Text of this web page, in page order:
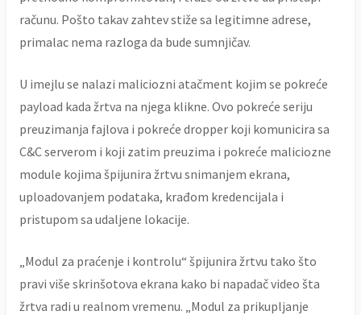
računu. Pošto takav zahtev stiže sa legitimne adrese,
primalac nema razloga da bude sumnjičav.
U imejlu se nalazi maliciozni atačment kojim se pokreće
payload kada žrtva na njega klikne. Ovo pokreće seriju
preuzimanja fajlova i pokreće dropper koji komunicira sa
C&C serverom i koji zatim preuzima i pokreće maliciozne
module kojima špijunira žrtvu snimanjem ekrana,
uploadovanjem podataka, krađom kredencijala i
pristupom sa udaljene lokacije.
„Modul za praćenje i kontrolu“ špijunira žrtvu tako što
pravi više skrinšotova ekrana kako bi napadač video šta
žrtva radi u realnom vremenu. „Modul za prikupljanje